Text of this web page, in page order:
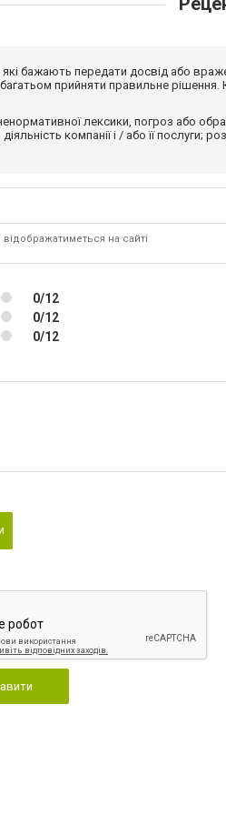
які бажають передати досвід або
прийняти правильне
лексики, погроз або
компанії і / або її послуги;
на сайті
0/12
0/12
0/12